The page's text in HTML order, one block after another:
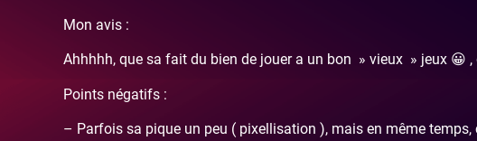
Mon avis :
Ahhhhh, que sa fait du bien de jouer a un bon » vieux » jeux 😀
Points négatifs :
– Parfois sa pique un peu ( pixellisation ), mais en même temps,